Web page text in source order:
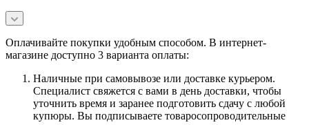
Оплачивайте покупки удобным способом. В интернет-
магазине доступно 3 варианта оплаты:
Наличные при самовывозе или доставке курьером.
Специалист свяжется с вами в день доставки, чтобы
уточнить время и заранее подготовить сдачу с любой
купюры. Вы подписываете товаросопроводительные